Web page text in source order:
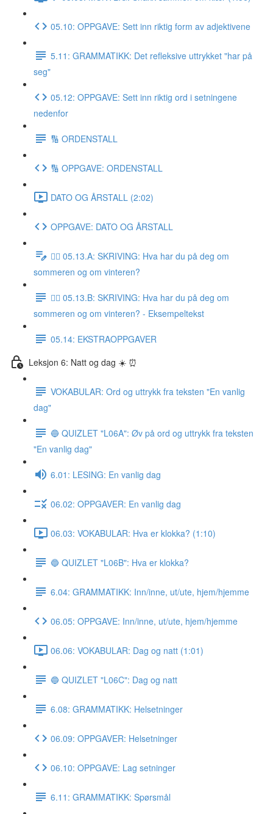
05.10: OPPGAVE: Sett inn riktig form av adjektivene
5.11: GRAMMATIKK: Det refleksive uttrykket "har på
seg"
05.12: OPPGAVE: Sett inn riktig ord i setningene
nedenfor
🔢 ORDENSTALL
🔢 OPPGAVE: ORDENSTALL
DATO OG ÅRSTALL (2:02)
OPPGAVE: DATO OG ÅRSTALL
✍🏼 05.13.A: SKRIVING: Hva har du på deg om
sommeren og om vinteren?
✍🏼 05.13.B: SKRIVING: Hva har du på deg om
sommeren og om vinteren? - Eksempeltekst
05.14: EKSTRAOPPGAVER
Leksjon 6: Natt og dag ☀️ ⏰
VOKABULAR: Ord og uttrykk fra teksten "En vanlig
dag"
🔵 QUIZLET "L06A": Øv på ord og uttrykk fra teksten
"En vanlig dag"
6.01: LESING: En vanlig dag
06.02: OPPGAVER: En vanlig dag
06.03: VOKABULAR: Hva er klokka? (1:10)
🔵 QUIZLET "L06B": Hva er klokka?
6.04: GRAMMATIKK: Inn/inne, ut/ute, hjem/hjemme
06.05: OPPGAVE: Inn/inne, ut/ute, hjem/hjemme
06.06: VOKABULAR: Dag og natt (1:01)
🔵 QUIZLET "L06C": Dag og natt
6.08: GRAMMATIKK: Helsetninger
06.09: OPPGAVER: Helsetninger
06.10: OPPGAVE: Lag setninger
6.11: GRAMMATIKK: Spørsmål